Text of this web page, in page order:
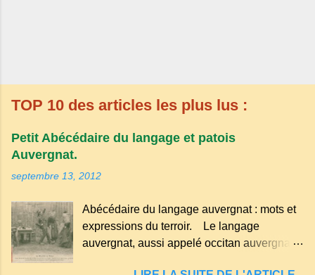
TOP 10 des articles les plus lus :
Petit Abécédaire du langage et patois
Auvergnat.
septembre 13, 2012
Abécédaire du langage auvergnat : mots et
expressions du terroir. Le langage
auvergnat, aussi appelé occitan auvergnat ,